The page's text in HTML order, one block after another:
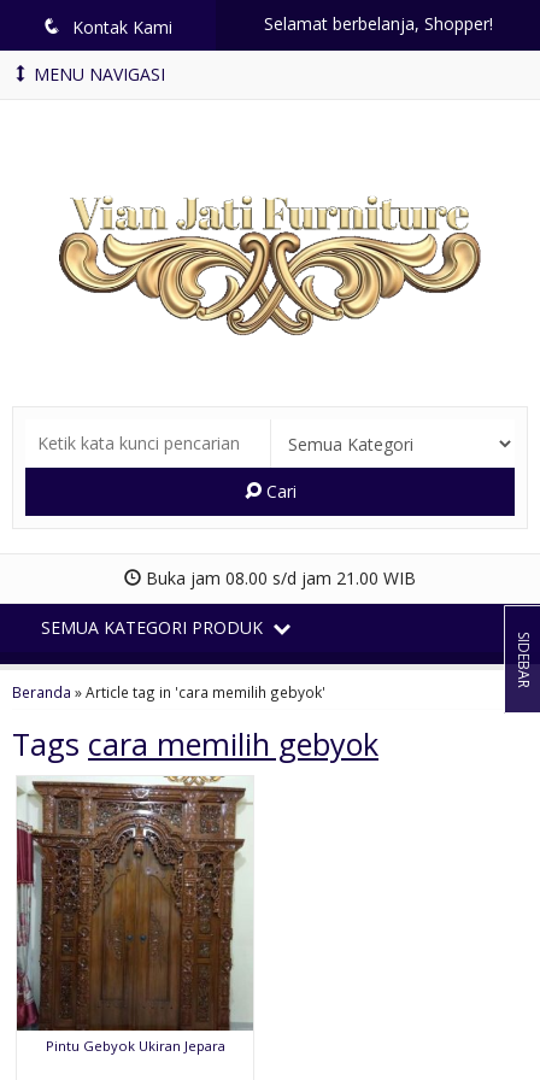
q Kontak Kami Selamat berbelanja, Shopper!
MENU NAVIGASI
Cari
Buka jam 08.00 s/d jam 21.00 WIB
SEMUA KATEGORI PRODUK
Beranda »Article tag in 'cara memilih gebyok'
Tags cara memilih gebyok
Pintu Gebyok Ukiran Jepara
SIDEBAR